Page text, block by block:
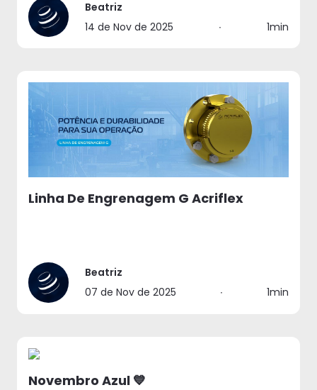
Beatriz
14 de Nov de 2025
∙ 1min
Linha De Engrenagem G Acriflex
Beatriz
07 de Nov de 2025
∙ 1min
Novembro Azul 💙